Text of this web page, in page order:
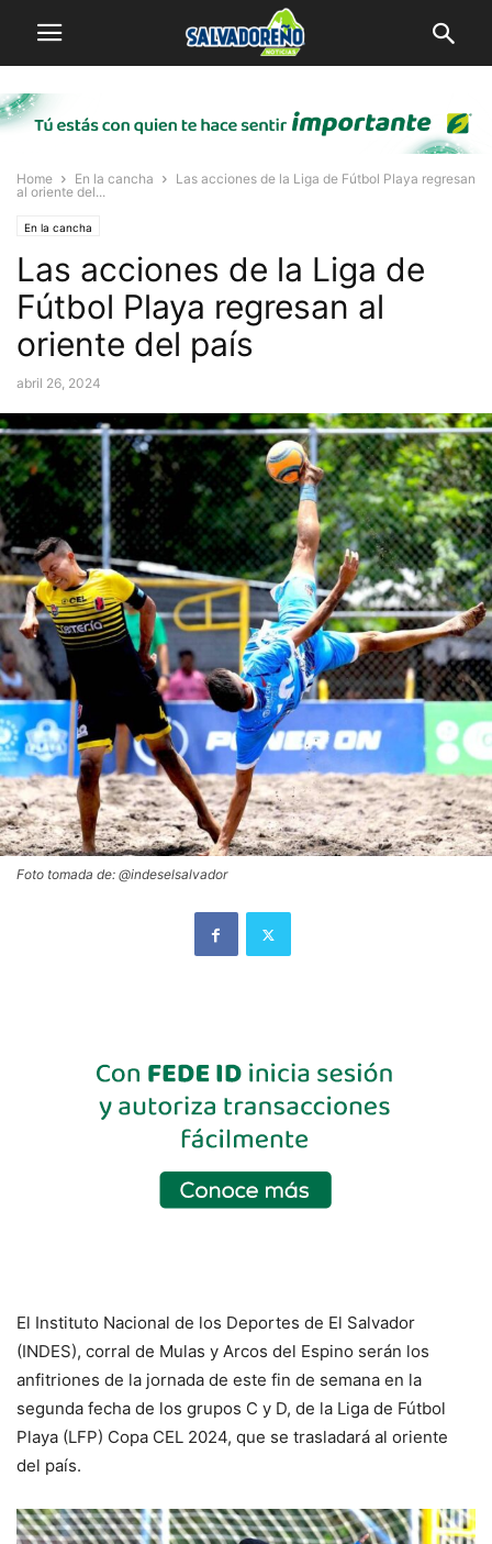
Home En la cancha
Las acciones de la Liga de Fútbol Playa regresan
al oriente del...
En la cancha
Las acciones de la Liga de
Fútbol Playa regresan al
oriente del país
abril 26, 2024
Foto tomada de: @indeselsalvador
El Instituto Nacional de los Deportes de El Salvador
(INDES), corral de Mulas y Arcos del Espino serán los
anfitriones de la jornada de este fin de semana en la
segunda fecha de los grupos C y D, de la Liga de Fútbol
Playa (LFP) Copa CEL 2024, que se trasladará al oriente
del país.